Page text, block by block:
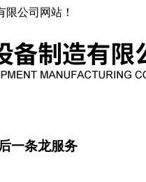
公司网站！
一条龙服务